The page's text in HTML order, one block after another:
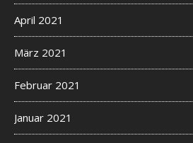
April 2021
März 2021
Februar 2021
Januar 2021